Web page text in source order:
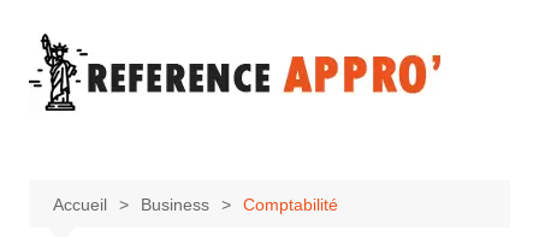
contenu
Accueil Business Comptabilité